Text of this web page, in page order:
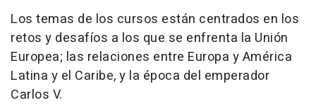
Los temas de los cursos están centrados en los
retos y desafíos a los que se enfrenta la Unión
Europea; las relaciones entre Europa y América
Latina y el Caribe, y la época del emperador
Carlos V.